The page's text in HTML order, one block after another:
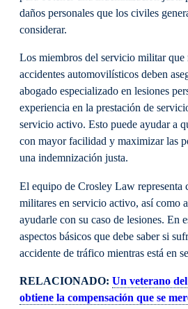
daños personales que los civiles
considerar.
Los miembros del servicio militar que
accidentes automovilísticos deben
abogado especializado en lesiones
experiencia en la prestación de
servicio activo. Esto puede ayudar a
con mayor facilidad y maximizar las
una indemnización justa.
El equipo de Crosley Law representa
militares en servicio activo, así como
ayudarle con su caso de lesiones. En
aspectos básicos que debe saber si
accidente de tráfico mientras está en
RELACIONADO: Un veterano
obtiene la compensación que se